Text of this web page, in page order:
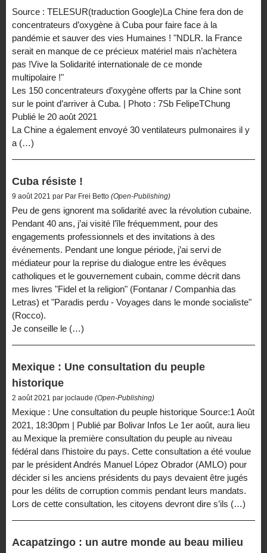
Source : TELESUR(traduction Google)La Chine fera don de
concentrateurs d’oxygène à Cuba pour faire face à la
pandémie et sauver des vies Humaines ! "NDLR. la France
serait en manque de ce précieux matériel mais n’achètera
pas !Vive la Solidarité internationale de ce monde
multipolaire !"
Les 150 concentrateurs d’oxygène offerts par la Chine sont
sur le point d’arriver à Cuba. | Photo : 7Sb FelipeTChung
Publié le 20 août 2021
La Chine a également envoyé 30 ventilateurs pulmonaires il y
a (…)
Cuba résiste !
9 août 2021 par Par Frei Betto (Open-Publishing)
Peu de gens ignorent ma solidarité avec la révolution cubaine.
Pendant 40 ans, j’ai visité l’île fréquemment, pour des
engagements professionnels et des invitations à des
événements. Pendant une longue période, j’ai servi de
médiateur pour la reprise du dialogue entre les évêques
catholiques et le gouvernement cubain, comme décrit dans
mes livres "Fidel et la religion" (Fontanar / Companhia das
Letras) et "Paradis perdu - Voyages dans le monde socialiste"
(Rocco).
Je conseille le (…)
Mexique : Une consultation du peuple
historique
2 août 2021 par joclaude (Open-Publishing)
Mexique : Une consultation du peuple historique Source:1 Août
2021, 18:30pm | Publié par Bolivar Infos Le 1er août, aura lieu
au Mexique la première consultation du peuple au niveau
fédéral dans l’histoire du pays. Cette consultation a été voulue
par le président Andrés Manuel López Obrador (AMLO) pour
décider si les anciens présidents du pays devaient être jugés
pour les délits de corruption commis pendant leurs mandats.
Lors de cette consultation, les citoyens devront dire s’ils (…)
Acapatzingo : un autre monde au beau milieu